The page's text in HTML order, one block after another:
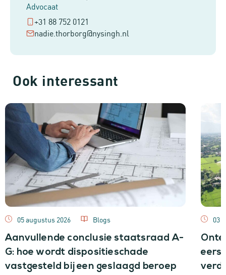
Advocaat
+31 88 752 0121
nadie.thorborg@nysingh.nl
Ook interessant
05 augustus 2026
Blogs
Aanvullende conclusie staatsraad A-
G: hoe wordt dispositieschade
vastgesteld bij een geslaagd beroep
03